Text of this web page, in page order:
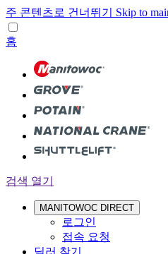
주 콘텐츠로 건너뛰기 Skip to
홈
검색 열기
MANITOWOC DIRECT
로그인
접속 요청
딜러 찾기